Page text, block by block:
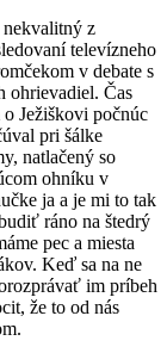
z
televízneho
v debate s
ohrievadiel. Čas
Ježiškovi počnúc
pri šálke
natlačený so
ohníku v
ja a je mi to tak
ráno na štedrý
pec a miesta
Keď sa na ne
im príbeh
že to od nás